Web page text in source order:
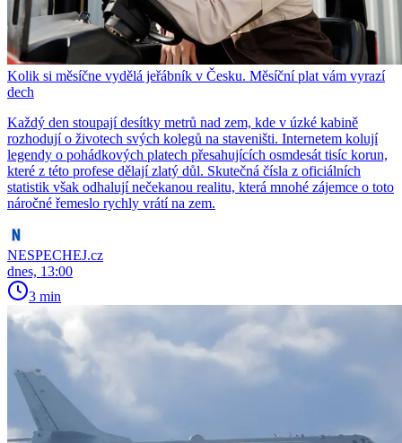
Kolik si měsíčne vydělá jeřábník v Česku. Měsíční plat vám vyrazí
dech
Každý den stoupají desítky metrů nad zem, kde v úzké kabině
rozhodují o životech svých kolegů na staveništi. Internetem kolují
legendy o pohádkových platech přesahujících osmdesát tisíc korun,
které z této profese dělají zlatý důl. Skutečná čísla z oficiálních
statistik však odhalují nečekanou realitu, která mnohé zájemce o toto
náročné řemeslo rychly vrátí na zem.
NESPECHEJ.cz
dnes, 13:00
3 min